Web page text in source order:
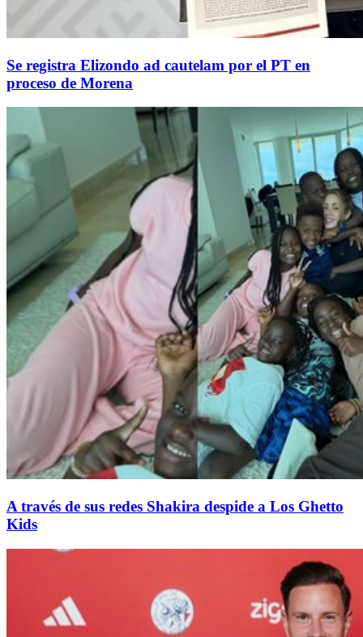
Se registra Elizondo ad cautelam por el PT en
proceso de Morena
A través de sus redes Shakira despide a Los Ghetto
Kids